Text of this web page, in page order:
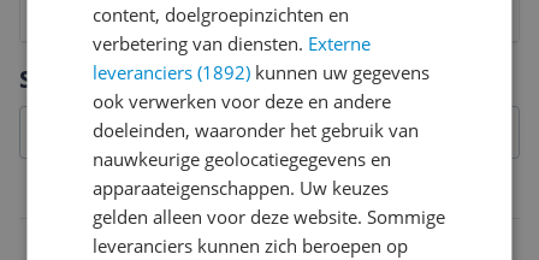
Specificaties
Verpakking
Verpakking lengte
7
6
5
4
3
2
Vraag 1 van 4
content, doelgroepinzichten en
verbetering van diensten. Externe
leveranciers (1892) kunnen uw gegevens
ook verwerken voor deze en andere
doeleinden, waaronder het gebruik van
nauwkeurige geolocatiegegevens en
apparaateigenschappen. Uw keuzes
gelden alleen voor deze website. Sommige
leveranciers kunnen zich beroepen op